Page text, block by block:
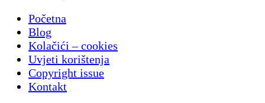
Početna
Blog
Kolačići – cookies
Uvjeti korištenja
Copyright issue
Kontakt